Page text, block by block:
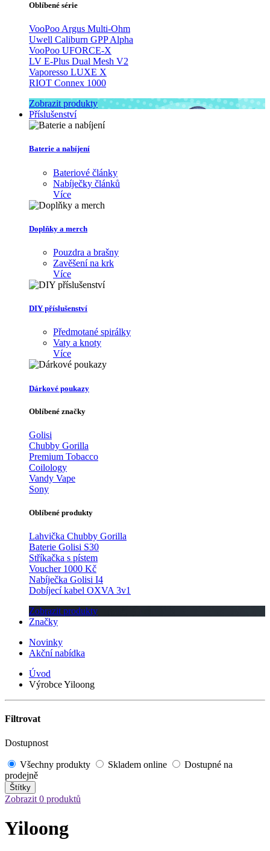
Oblíbené série
VooPoo Argus Multi-Ohm
Uwell Caliburn GPP Alpha
VooPoo UFORCE-X
LV E-Plus Dual Mesh V2
Vaporesso LUXE X
RIOT Connex 1000
Zobrazit produkty
Příslušenství
Baterie a nabíjení
Bateriové články
Nabíječky článků
Více
Doplňky a merch
Pouzdra a brašny
Zavěšení na krk
Více
DIY příslušenství
Předmotané spirálky
Vaty a knoty
Více
Dárkové poukazy
Oblíbené značky
Golisi
Chubby Gorilla
Premium Tobacco
Coilology
Vandy Vape
Sony
Oblíbené produkty
Lahvička Chubby Gorilla
Baterie Golisi S30
Stříkačka s pístem
Voucher 1000 Kč
Nabíječka Golisi I4
Dobíjecí kabel OXVA 3v1
Zobrazit produkty
Značky
Novinky
Akční nabídka
Úvod
Výrobce Yiloong
Filtrovat
Dostupnost
Všechny produkty Skladem online
Dostupné na
prodejně
Štítky
Zobrazit 0 produktů
Yiloong